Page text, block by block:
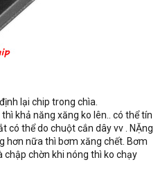
lại chip trong chìa.
khả năng xăng ko lên.. có thể tín
có thể do chuột cắn dây vv . NẶng
hơn nữa thì bơm xăng chết. Bơm
chập chờn khi nóng thì ko chạy